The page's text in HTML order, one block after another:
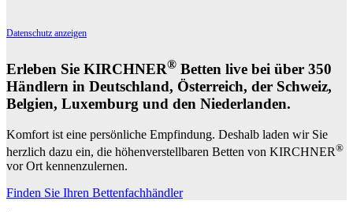
Datenschutz anzeigen
Erleben Sie KIRCHNER® Betten live bei über 350
Händlern in Deutschland, Österreich, der Schweiz,
Belgien, Luxemburg und den Niederlanden.
Komfort ist eine persönliche Empfindung. Deshalb laden wir Sie
herzlich dazu ein, die höhenverstellbaren Betten von KIRCHNER®
vor Ort kennenzulernen.
Finden Sie Ihren Bettenfachhändler